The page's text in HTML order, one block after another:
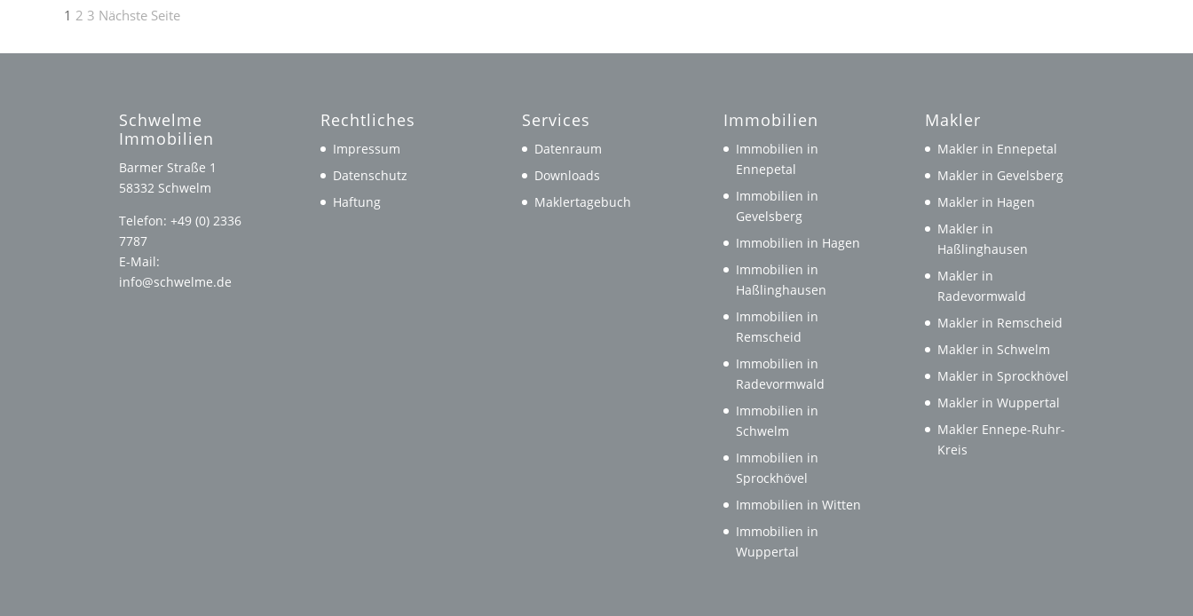
Seitennummerierung
der
1 2 3 Nächste Seite
Schwelme
Immobilien
Barmer Straße 1
58332 Schwelm
Telefon: +49 (0) 2336
7787
E-Mail:
info@schwelme.de
Rechtliches
Impressum
Datenschutz
Haftung
Services
Datenraum
Downloads
Maklertagebuch
Immobilien
Immobilien in
Ennepetal
Immobilien in
Gevelsberg
Immobilien in Hagen
Immobilien in
Haßlinghausen
Immobilien in
Remscheid
Immobilien in
Radevormwald
Immobilien in
Schwelm
Immobilien in
Sprockhövel
Immobilien in Witten
Immobilien in
Wuppertal
Makler
Makler in Ennepetal
Makler in Gevelsberg
Makler in Hagen
Makler in
Haßlinghausen
Makler in
Radevormwald
Makler in Remscheid
Makler in Schwelm
Makler in Sprockhövel
Makler in Wuppertal
Makler Ennepe-Ruhr-
Kreis